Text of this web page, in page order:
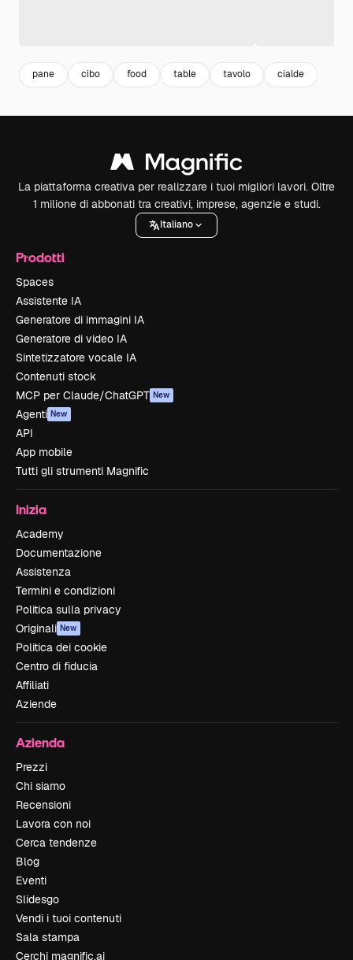
pane cibo food table tavolo cialde
La piattaforma creativa per realizzare i tuoi migliori lavori. Oltre
1 milione di abbonati tra creativi, imprese, agenzie e studi.
Italiano
Prodotti
Spaces
Assistente IA
Generatore di immagini IA
Generatore di video IA
Sintetizzatore vocale IA
Contenuti stock
MCP per Claude/ChatGPT New
Agenti New
API
App mobile
Tutti gli strumenti Magnific
Inizia
Academy
Documentazione
Assistenza
Termini e condizioni
Politica sulla privacy
Originali New
Politica dei cookie
Centro di fiducia
Affiliati
Aziende
Azienda
Prezzi
Chi siamo
Recensioni
Lavora con noi
Cerca tendenze
Blog
Eventi
Slidesgo
Vendi i tuoi contenuti
Sala stampa
Cerchi magnific.ai